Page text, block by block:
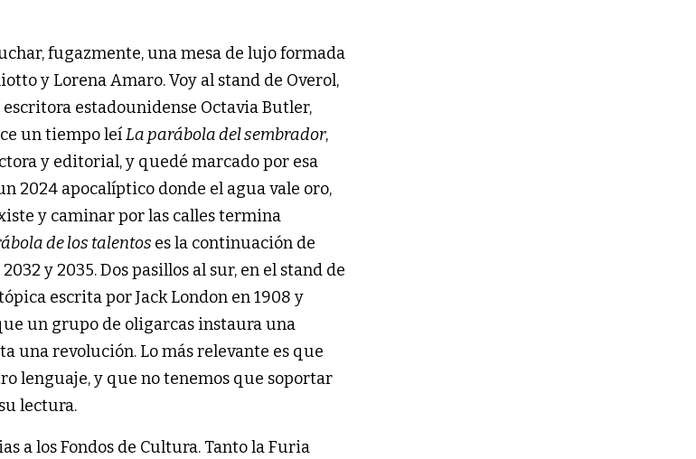
fugazmente, una mesa de lujo formada
y Lorena Amaro. Voy al stand de Overol,
escritora estadounidense Octavia Butler,
un tiempo leíLa parábola del sembrador,
y editorial, y quedé marcado por esa
2024 apocalíptico donde el agua vale oro,
y caminar por las calles termina
de los talentos es la continuación de
y 2035. Dos pasillos al sur, en el stand de
escrita por Jack London en 1908 y
un grupo de oligarcas instaura una
una revolución. Lo más relevante es que
lenguaje, y que no tenemos que soportar
lectura.
a los Fondos de Cultura. Tanto la Furia